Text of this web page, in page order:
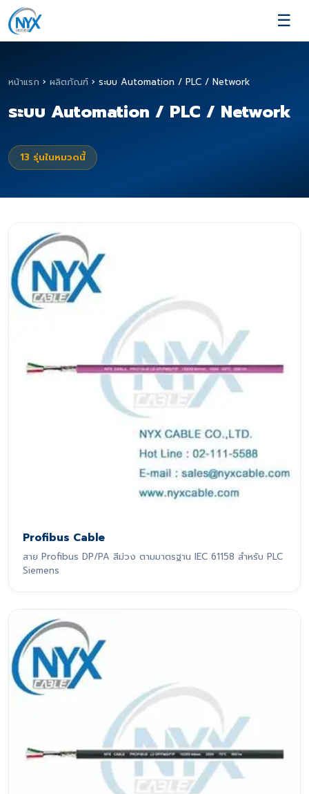
☰
หน้าแรก › ผลิตภัณฑ์ › ระบบ Automation / PLC / Network
ระบบ Automation / PLC / Network
13 รุ่นในหมวดนี้
Profibus Cable
สาย Profibus DP/PA สีม่วง ตามมาตรฐาน IEC 61158 สำหรับ PLC
Siemens